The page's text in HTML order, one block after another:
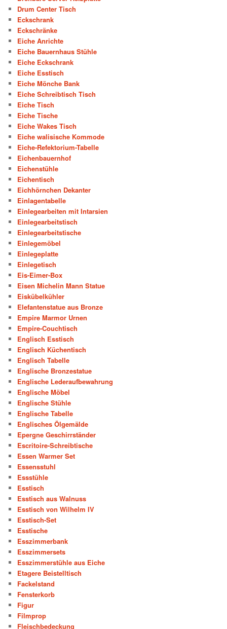
Drum Center Tisch
Eckschrank
Eckschränke
Eiche Anrichte
Eiche Bauernhaus Stühle
Eiche Eckschrank
Eiche Esstisch
Eiche Mönche Bank
Eiche Schreibtisch Tisch
Eiche Tisch
Eiche Tische
Eiche Wakes Tisch
Eiche walisische Kommode
Eiche-Refektorium-Tabelle
Eichenbauernhof
Eichenstühle
Eichentisch
Eichhörnchen Dekanter
Einlagentabelle
Einlegearbeiten mit Intarsien
Einlegearbeitstisch
Einlegearbeitstische
Einlegemöbel
Einlegeplatte
Einlegetisch
Eis-Eimer-Box
Eisen Michelin Mann Statue
Eiskübelkühler
Elefantenstatue aus Bronze
Empire Marmor Urnen
Empire-Couchtisch
Englisch Esstisch
Englisch Küchentisch
Englisch Tabelle
Englische Bronzestatue
Englische Lederaufbewahrung
Englische Möbel
Englische Stühle
Englische Tabelle
Englisches Ölgemälde
Epergne Geschirrständer
Escritoire-Schreibtische
Essen Warmer Set
Essensstuhl
Essstühle
Esstisch
Esstisch aus Walnuss
Esstisch von Wilhelm IV
Esstisch-Set
Esstische
Esszimmerbank
Esszimmersets
Esszimmerstühle aus Eiche
Etagere Beistelltisch
Fackelstand
Fensterkorb
Figur
Filmprop
Fleischbedeckung